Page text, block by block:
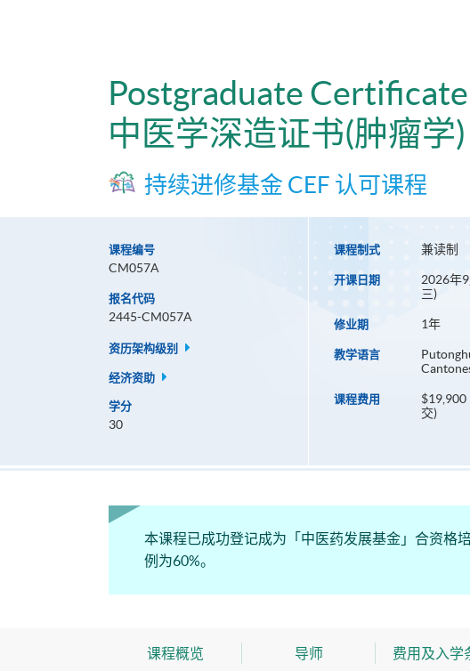
Postgraduate
中医学深造证书(肿瘤学)
持续进修基金 CEF 认可课程
课程编号
CM057A
报名代码
2445-CM057A
资历架构级别
经济资助
学分
30
课程制式 兼读制
开课日期
2026年
三)
修业期 1年
教学语言
课程费用
$19,900
交)
本课程已成功登记成为「中医药发展基金」合资格
例为60%。
课程概览 导师 费用及入学